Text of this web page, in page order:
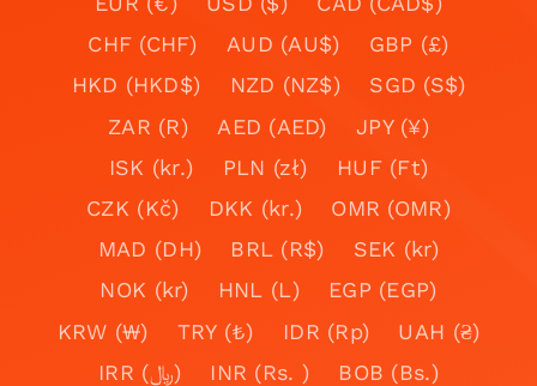
CHF (CHF)
AUD (AU$)
GBP (£)
HKD (HKD$)
NZD (NZ$)
SGD (S$)
ZAR (R)
AED (AED)
JPY (¥)
ISK (kr.)
PLN (zł)
HUF (Ft)
CZK (Kč)
DKK (kr.)
OMR (OMR)
MAD (DH)
BRL (R$)
SEK (kr)
NOK (kr)
HNL (L)
EGP (EGP)
KRW (₩)
TRY (₺) IDR (Rp)
UAH (₴)
IRR (﷼)
INR (Rs. )
BOB (Bs.)